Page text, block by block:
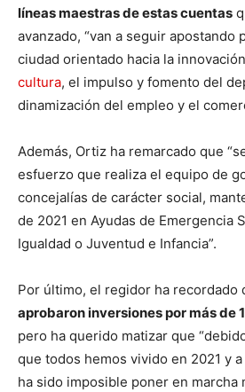
líneas maestras de estas cuentas
avanzado, “van a seguir apostando
ciudad orientado hacia la
cultura, el impulso y fomento del
dinamización del empleo y el
Además, Ortiz ha remarcado que
esfuerzo que realiza el equipo de
concejalías de carácter social,
de 2021 en Ayudas de Emergencia
Igualdad o Juventud e Infancia”.
Por último, el regidor ha recordado
aprobaron inversiones por más de
pero ha querido matizar que
que todos hemos vivido en 2021 y
ha sido imposible poner en marcha